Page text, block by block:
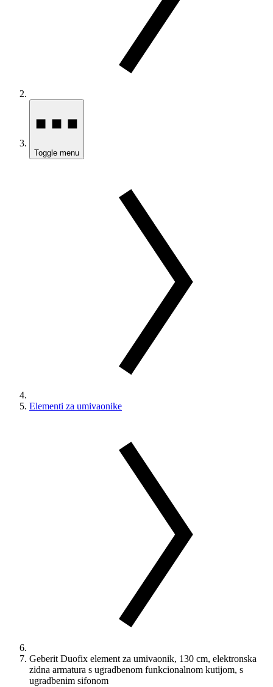
Toggle menu
Elementi za umivaonike
Geberit Duofix element za umivaonik, 130 cm, elektronska
zidna armatura s ugradbenom funkcionalnom kutijom, s
ugradbenim sifonom